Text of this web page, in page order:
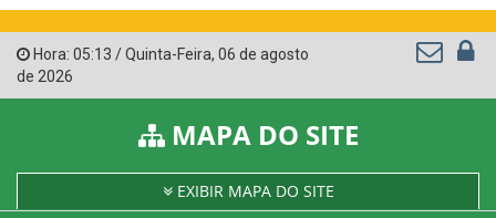
Hora: 05:13 /Quinta-Feira 06 de agosto
de 2026
MAPA DO SITE
EXIBIR MAPA DO SITE